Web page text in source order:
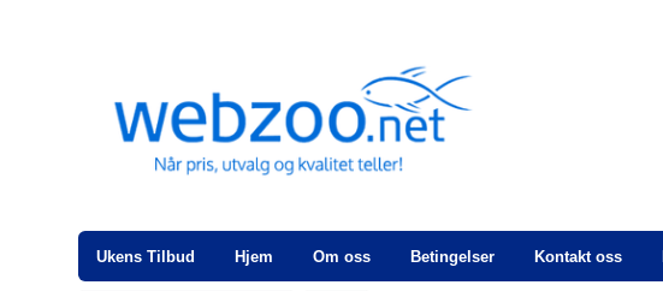
Ukens Tilbud Hjem Om oss Betingelser Kontakt oss